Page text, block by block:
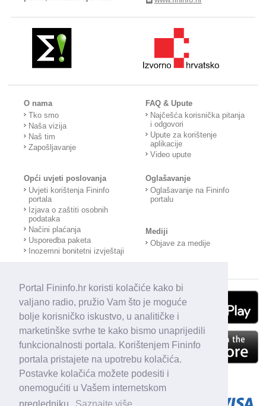
Portal Fininfo.hr koristi kolačiće kako bi
valjano radio, pružio Vam što je moguće
bolje korisničko iskustvo, u analitičke i
marketinške svrhe te kako bismo unaprijedili
funkcionalnosti portala. Korištenjem Fininfo
portala pristajete na upotrebu kolačića.
Postavke kolačića možete podesiti i
onemogućiti u Vašem internetskom
O nama
Tko smo
Naša vizija
Naš tim
Zapošljavanje
FAQ & Upute
Najčešća korisnička pitanja
i odgovori
Upute za korištenje
aplikacije
Video upute
Opći uvjeti poslovanja
Uvjeti korištenja Fininfo
portala
Izjava o zaštiti osobnih
podataka
Načini plaćanja
Usporedba paketa
Inozemni bonitetni izvještaji
Oglašavanje
Oglašavanje na Fininfo
portalu
Mediji
Objave za medije